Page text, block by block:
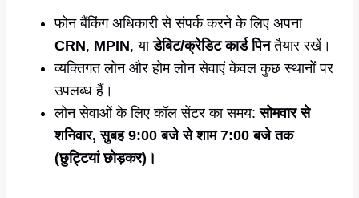
फोन बैंकिंग अधिकारी से संपर्क करने के लिए अपना
CRN, MPIN, याडेबिट/क्रेडिट कार्ड पिनतैयार रखें।
व्यक्तिगत लोन और होम लोन सेवाएं केवल कुछ स्थानों पर
उपलब्ध हैं।
लोन सेवाओं के लिए कॉल सेंटर का समय:सोमवार से
शनिवार, सुबह 9:00 बजे से शाम 7:00 बजे तक
(छुट्टियां छोड़कर)।